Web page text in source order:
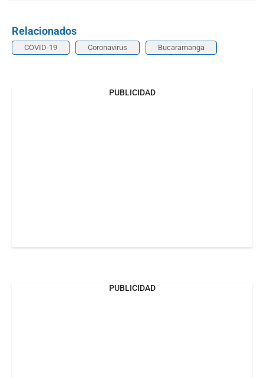
Relacionados
COVID-19 Coronavirus Bucaramanga
PUBLICIDAD
PUBLICIDAD